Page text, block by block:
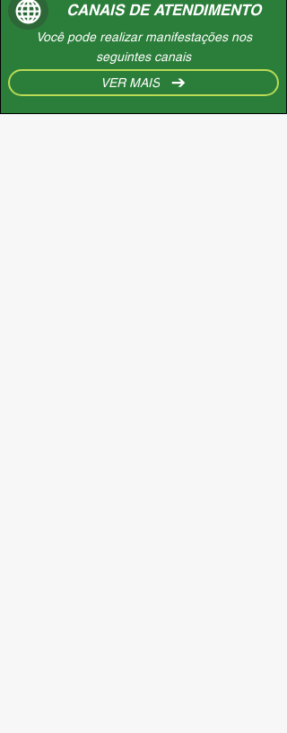
CANAIS DE ATENDIMENTO
Você pode realizar manifestações nos
seguintes canais
VER MAIS